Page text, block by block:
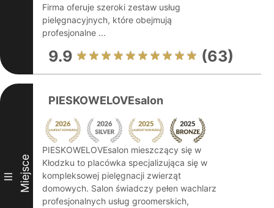
Firma oferuje szeroki zestaw usług
pielęgnacyjnych, które obejmują
profesjonalne ...
9.9 (63)
III Miejsce
PIESKOWELOVEsalon
PIESKOWELOVEsalon mieszczący się w
Kłodzku to placówka specjalizująca się w
kompleksowej pielęgnacji zwierząt
domowych. Salon świadczy pełen wachlarz
profesjonalnych usług groomerskich,